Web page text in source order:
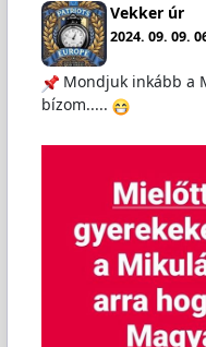
Vekker úr
2024. 09. 09.
Mondjuk inkább a
bízom.....